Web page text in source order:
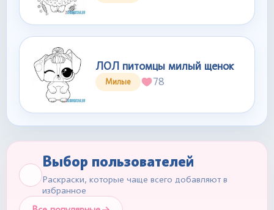
ЛОЛ питомцы милый щенок
Милые 78
Выбор пользователей
Раскраски, которые чаще всего добавляют в
избранное